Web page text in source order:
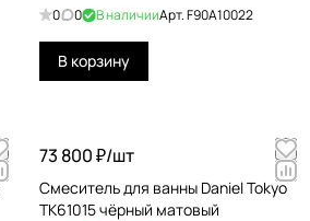
0 0 В наличииАрт.F90A10022
В корзину
73 800 ₽/шт
Смеситель для ванны Daniel Tokyo
TK61015 чёрный матовый